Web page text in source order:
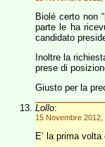
Biolé certo non
parte le ha
candidato
Inoltre la
prese di
Giusto per la
Lollo:
15 Novembre 2012,
E’ la prima